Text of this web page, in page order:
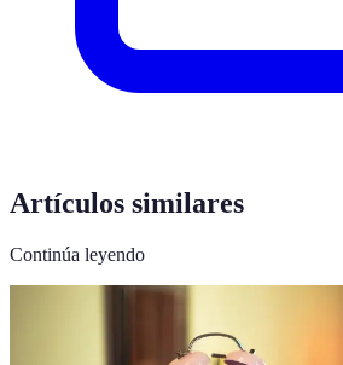
Artículos similares
Continúa leyendo